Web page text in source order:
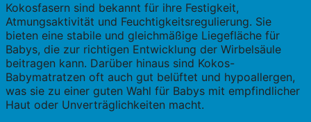
Kokosfasern sind bekannt für ihre Festigkeit,
Atmungsaktivität und Feuchtigkeitsregulierung. Sie
bieten eine stabile und gleichmäßige Liegefläche für
Babys, die zur richtigen Entwicklung der Wirbelsäule
beitragen kann. Darüber hinaus sind Kokos-
Babymatratzen oft auch gut belüftet und hypoallergen,
was sie zu einer guten Wahl für Babys mit empfindlicher
Haut oder Unverträglichkeiten macht.